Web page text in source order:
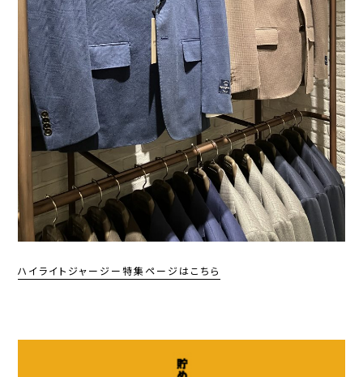
ハイライトジャージー特集ページはこちら